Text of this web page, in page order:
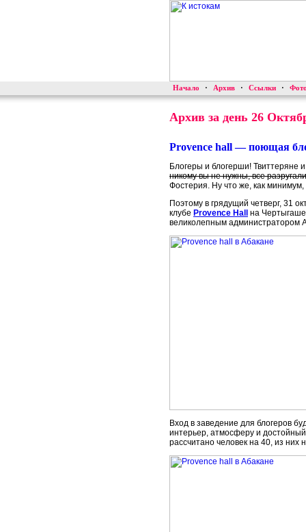
Начало · Архив · Ссылки ·
Архив за день 26
Provence hall — поющая
Блогеры и блогерши! Твиттеряне
никому вы не нужны, все
Фостерия. Ну что же, как минимум,
Поэтому в грядущий четверг, 31
клубе Provence Hall
на
великолепным администратором
Вход в заведение для блогеров
интерьер, атмосферу и
рассчитано человек на 40, из них